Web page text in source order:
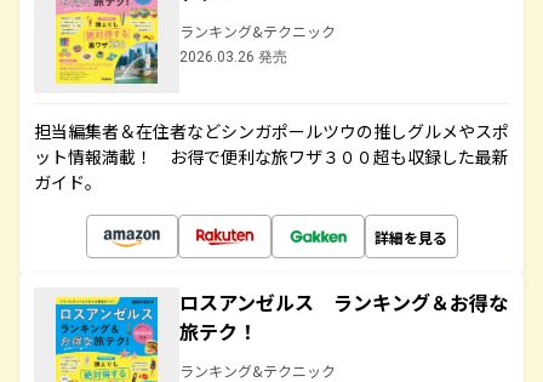
ランキング&テクニック
2026.03.26 発売
担当編集者＆在住者などシンガポールツウの推しグルメやスポ
ット情報満載！ お得で便利な旅ワザ３００超も収録した最新
ガイド。
詳細を見る
ロスアンゼルス ランキング＆お得な
旅テク！
ランキング&テクニック